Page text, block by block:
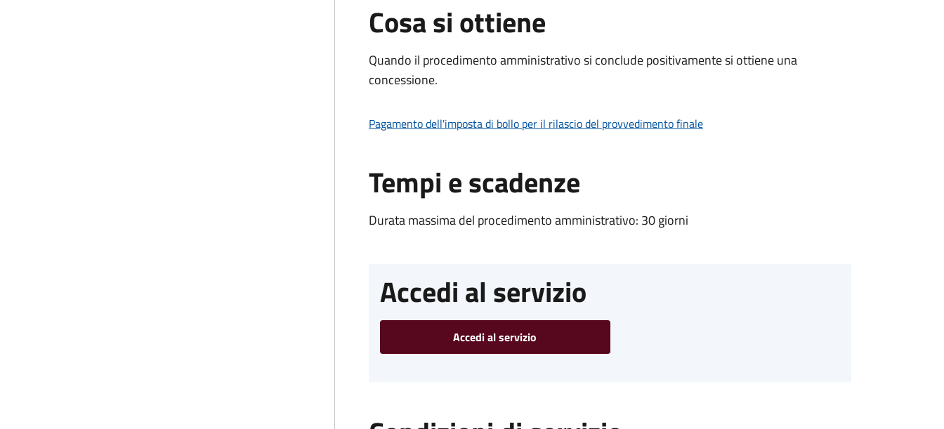
Cosa si ottiene
Quando il procedimento amministrativo si conclude positivamente si ottiene una
concessione.
Pagamento dell'imposta di bollo per il rilascio del provvedimento finale
Tempi e scadenze
Durata massima del procedimento amministrativo: 30 giorni
Accedi al servizio
Accedi al servizio